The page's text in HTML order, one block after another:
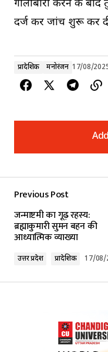
गोलीबारी करने के बाद
दर्ज कर जांच शुरू कर
प्रादेशिक मनोरंजन 17/08/
Required fields
Your Name*
Previous Post
जन्माष्टमी का गूढ़ रहस्य:
ब्रह्माकुमारी सुमन बहन की
आध्यात्मिक व्याख्या
उत्तर प्रदेश प्रादेशिक 17/08/